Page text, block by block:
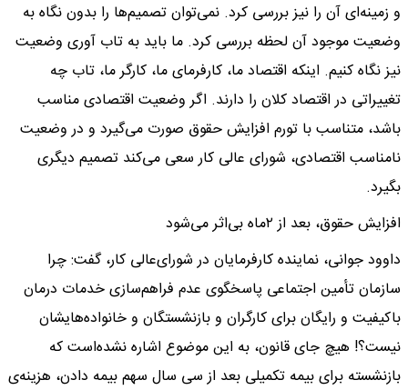
و زمینه‌ای آن را نیز بررسی کرد. نمی‌توان تصمیم‌ها را بدون نگاه به
وضعیت موجود آن لحظه بررسی کرد. ما باید به تاب آوری وضعیت
نیز نگاه کنیم. اینکه اقتصاد ما، کارفرمای ما، کارگر ما، تاب چه
تغییراتی در اقتصاد کلان را دارند. اگر وضعیت اقتصادی مناسب
باشد، متناسب با تورم افزایش حقوق صورت می‌گیرد و در وضعیت
نامناسب اقتصادی، شورای عالی کار سعی می‌کند تصمیم دیگری
بگیرد.
افزایش حقوق، بعد از ۲ماه بی‌اثر می‌شود
داوود جوانی، نماینده کارفرمایان در شورای‌عالی کار، گفت: چرا
سازمان تأمین اجتماعی پاسخگوی‌ عدم فراهم‌سازی خدمات درمان
باکیفیت و رایگان برای کارگران و بازنشستگان و خانواده‌هایشان
نیست؟! هیچ جای قانون، به این موضوع اشاره نشده‌است که
بازنشسته برای بیمه تکمیلی بعد از سی سال سهم بیمه دادن، هزینه‌ی